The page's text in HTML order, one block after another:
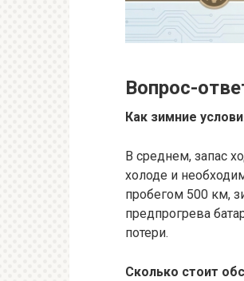
Вопрос-
Как зимние
В среднем, запас
холоде и
пробегом 500 км,
предпрогрева
потери.
Сколько стоит